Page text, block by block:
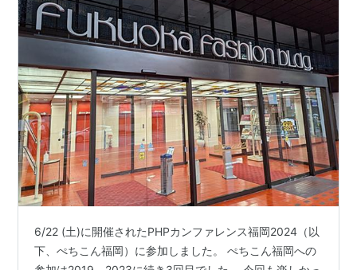
6/22 (土)に開催されたPHPカンファレンス福岡2024（以
下、ぺちこん福岡）に参加しました。 ぺちこん福岡への